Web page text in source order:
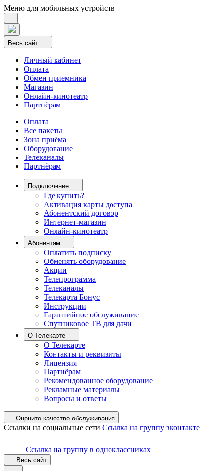
Меню для мобильных устройств
Весь сайт
Личный кабинет
Оплата
Обмен приемника
Магазин
Онлайн-кинотеатр
Партнёрам
Оплата
Все пакеты
Зона приёма
Оборудование
Телеканалы
Партнёрам
Подключение
Где купить?
Активация карты доступа
Абонентский договор
Интернет-магазин
Онлайн-кинотеатр
Абонентам
Оплатить подписку
Обменять оборудование
Акции
Телепрограмма
Телеканалы
Телекарта Бонус
Инструкции
Гарантийное обслуживание
Спутниковое ТВ для дачи
О Телекарте
О Телекарте
Контакты и реквизиты
Лицензия
Партнёрам
Рекомендованное оборудование
Рекламные материалы
Вопросы и ответы
Оцените качество обслуживания
Ссылки на социальные сети Ссылка на группу вконтакте
Ссылка на группу в одноклассниках
Весь сайт